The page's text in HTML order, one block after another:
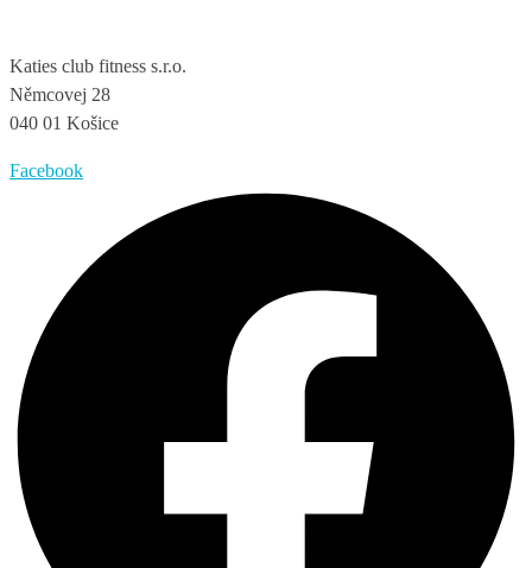
Katies club fitness s.r.o.
Němcovej 28
040 01 Košice
Facebook